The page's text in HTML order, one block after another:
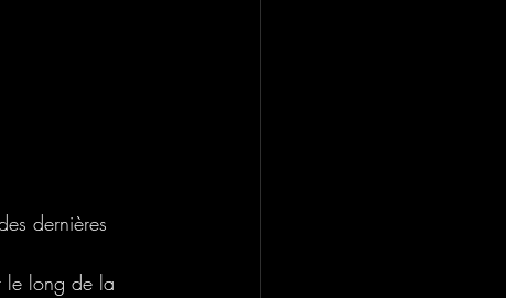
dernières
le long de la